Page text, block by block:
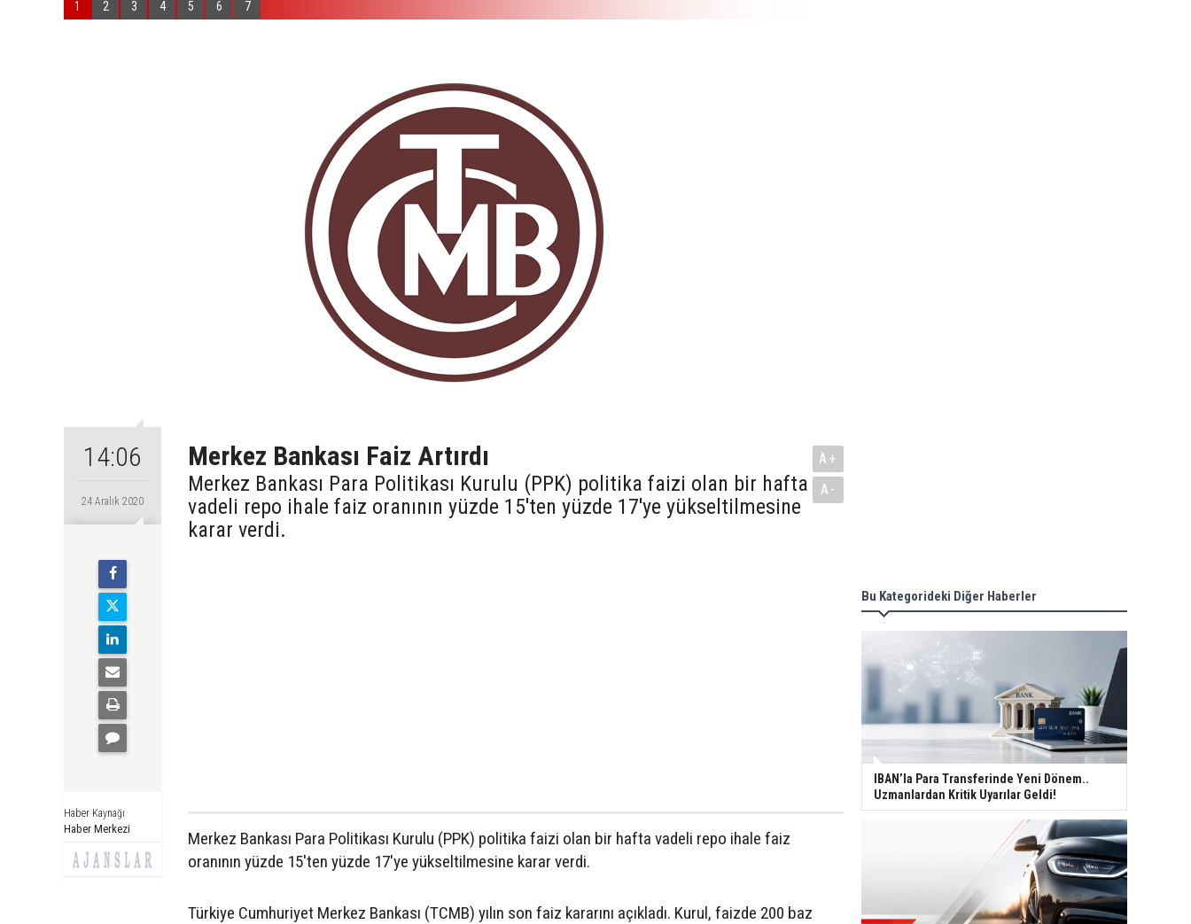
1 2 3 4 5 6 7
14:06
24 Aralık 2020
Haber Kaynağı
Haber Merkezi
Merkez Bankası Faiz Artırdı
Merkez Bankası Para Politikası Kurulu (PPK) politika faizi olan bir hafta
vadeli repo ihale faiz oranının yüzde 15'ten yüzde 17'ye yükseltilmesine
karar verdi.
A+
A-
Merkez Bankası Para Politikası Kurulu (PPK) politika faizi olan bir hafta vadeli repo ihale faiz
oranının yüzde 15'ten yüzde 17'ye yükseltilmesine karar verdi.
Türkiye Cumhuriyet Merkez Bankası (TCMB) yılın son faiz kararını açıkladı. Kurul, faizde 200 baz
Bu Kategorideki Diğer Haberler
IBAN’la Para Transferinde Yeni Dönem..
Uzmanlardan Kritik Uyarılar Geldi!